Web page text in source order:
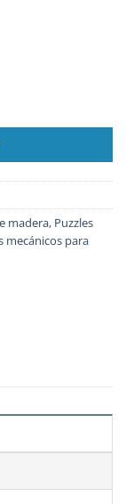
madera, Puzzles
mecánicos para